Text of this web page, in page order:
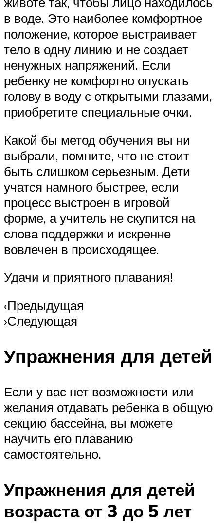
в воде. Это наиболее комфортное
положение, которое выстраивает
тело в одну линию и не создает
ненужных напряжений. Если
ребенку не комфортно опускать
голову в воду с открытыми глазами,
приобретите специальные очки.
Какой бы метод обучения вы ни
выбрали, помните, что не стоит
быть слишком серьезным. Дети
учатся намного быстрее, если
процесс выстроен в игровой
форме, а учитель не скупится на
слова поддержки и искренне
вовлечен в происходящее.
Удачи и приятного плавания!
‹Предыдущая
›Следующая
Упражнения для детей
Если у вас нет возможности или
желания отдавать ребенка в общую
секцию бассейна, вы можете
научить его плаванию
самостоятельно.
Упражнения для детей
возраста от 3 до 5 лет